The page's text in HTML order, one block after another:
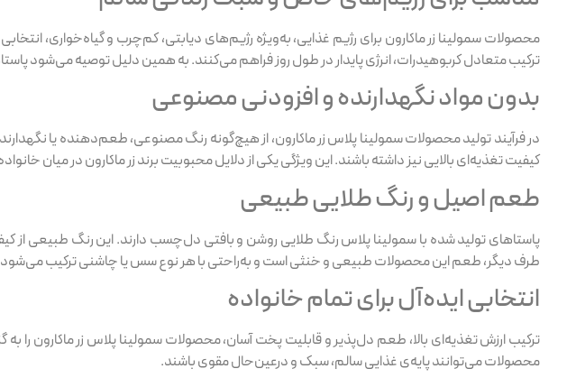
محصولات سمولینا زر ماکارون برای رژیم غذایی، به‌ویژه رژیم‌های دیابتی، کم‌چرب و گیاه‌خواری،
ترکیب متعادل کربوهیدرات، انرژی پایدار در طول روز فراهم می‌کنند. به همین دلیل توصیه می‌شود
بدون مواد نگهدارنده و افزودنی مصنوعی
در فرآیند تولید محصولات سمولینا پلاس زر ماکارون، از هیچ‌گونه رنگ مصنوعی، طعم‌دهنده یا
کیفیت تغذیه‌ای بالایی نیز داشته باشند. این ویژگی یکی از دلایل محبوبیت برند زر ماکارون در میان
طعم اصیل و رنگ طلایی طبیعی
پاستاهای تولید شده با سمولینا پلاس رنگ طلایی روشن و بافتی دل‌چسب دارند. این رنگ طبیعی از
طرف دیگر، طعم این محصولات طبیعی و خنثی است و به‌راحتی با هر نوع سس یا چاشنی ترکیب
انتخابی ایده‌آل برای تمام خانواده
ترکیب ارزش تغذیه‌ای بالا، طعم دل‌پذیر و قابلیت پخت آسان، محصولات سمولینا پلاس زر ماکارون
محصولات می‌توانند پایه‌ی غذایی سالم، سبک و درعین‌حال مقوی باشند.